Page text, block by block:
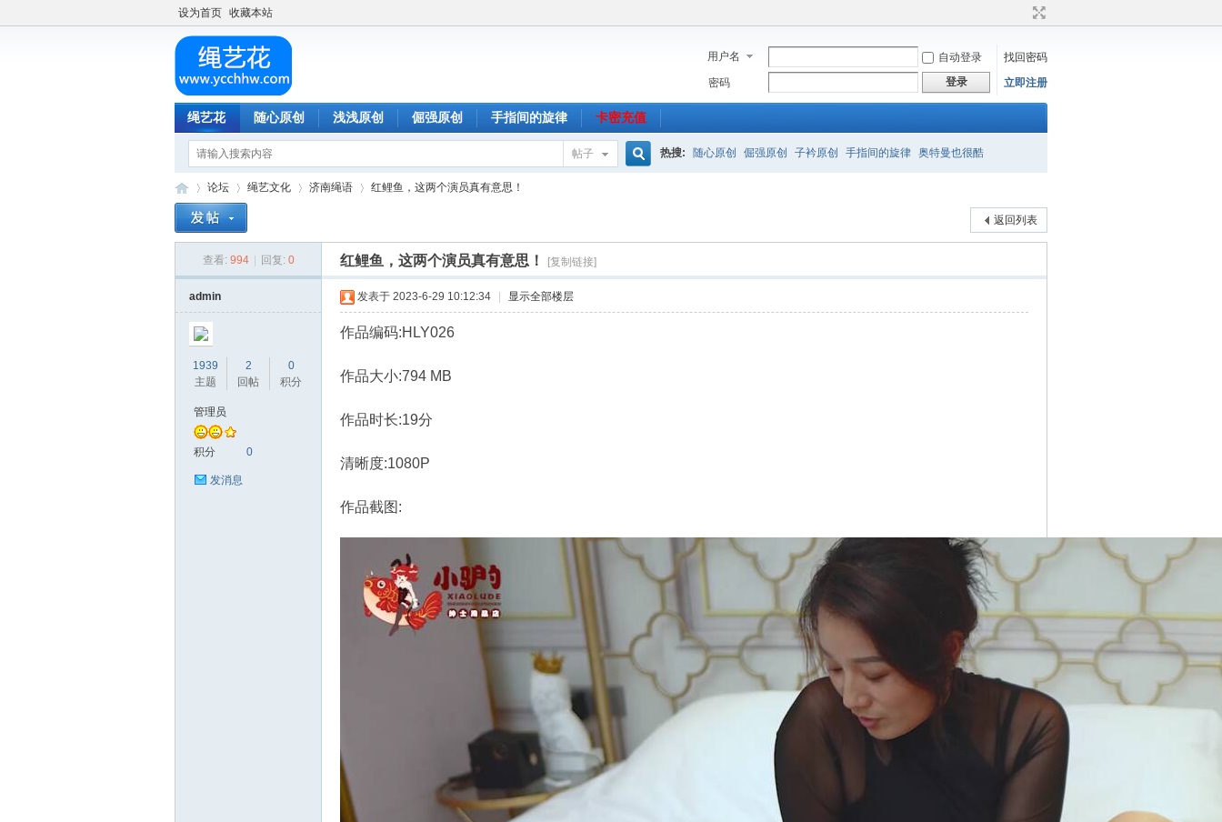
设为首页 收藏本站
用户名 自动登录
找回密码
密码
登录 立即注册
绳艺花 随心原创 浅浅原创 倔强原创 手指间的旋律 卡密充值
帖子 热搜: 随心原创 倔强原创 子衿原创 手指间的旋律 奥特曼也很酷
论坛
›
绳艺文化
›
济南绳语
›
红鲤鱼，这两个演员真有意思！
返回列表
查看: 994 回复: 0 红鲤鱼，这两个演员真有意思！ [复制链接]
admin
1939
主题
2
回帖
0
积分
管理员
积分 0
发消息
发表于 2023-6-29 10:12:34 显示全部楼层
作品编码:HLY026
作品大小:794 MB
作品时长:19分
清晰度:1080P
作品截图: